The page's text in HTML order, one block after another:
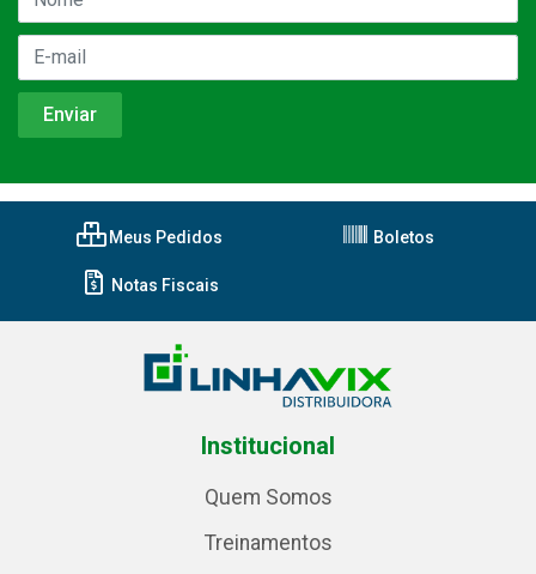
Meus Pedidos Boletos
Notas Fiscais
Institucional
Quem Somos
Treinamentos